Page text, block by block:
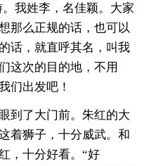
我姓李，名佳颖。大家
那么正规的话，也可以
话，就直呼其名，叫我
这次的目的地，不用
们出发吧！
了大门前。朱红的大
着狮子，十分威武。和
，十分好看。“好